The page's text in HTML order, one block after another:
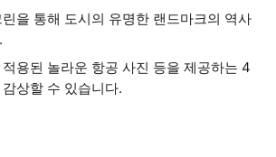
을 통해 도시의 유명한 랜드마크의 역사
용된 놀라운 항공 사진 등을 제공하는 4
상할 수 있습니다.